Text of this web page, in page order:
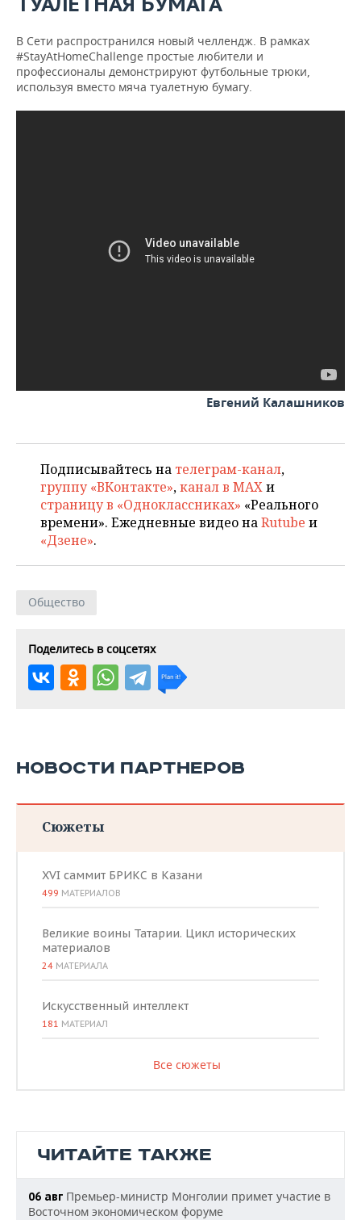
В Сети распространился новый челлендж. В рамках
#StayAtHomeChallenge простые любители и
профессионалы демонстрируют футбольные трюки,
используя вместо мяча туалетную бумагу.
Евгений Калашников
Подписывайтесь на телеграм-канал,
группу «ВКонтакте»,канал в MAXи
страницу в «Одноклассниках» «Реального
времени». Ежедневные видео наRutube и
«Дзене».
Общество
Поделитесь в соцсетях
НОВОСТИ ПАРТНЕРОВ
Сюжеты
XVI саммит БРИКС в Казани
499 МАТЕРИАЛОВ
Великие воины Татарии. Цикл исторических
материалов
24 МАТЕРИАЛА
Искусственный интеллект
181 МАТЕРИАЛ
Все сюжеты
ЧИТАЙТЕ ТАКЖЕ
06 авг Премьер-министр Монголии примет участие в
Восточном экономическом форуме